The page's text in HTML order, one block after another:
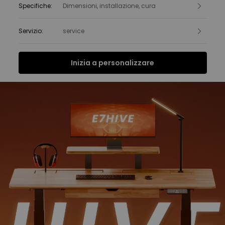
Specifiche: Dimensioni, installazione, cura
Servizio: service
Inizia a personalizzare
FAQ
Funzioni